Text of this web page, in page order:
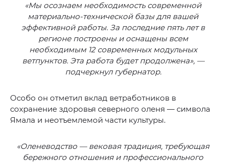
«Мы осознаем необходимость современной
материально-технической базы для вашей
эффективной работы. За последние пять лет в
регионе построены и оснащены всем
необходимым 12 современных модульных
ветпунктов. Эта работа будет продолжена», —
подчеркнул губернатор.
Особо он отметил вклад ветработников в
сохранение здоровья северного оленя — символа
Ямала и неотъемлемой части культуры.
«Оленеводство — вековая традиция, требующая
бережного отношения и профессионального